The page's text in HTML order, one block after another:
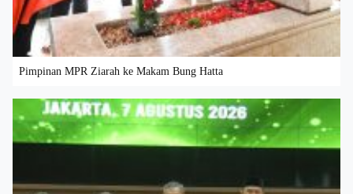
Pimpinan MPR Ziarah ke Makam Bung Hatta